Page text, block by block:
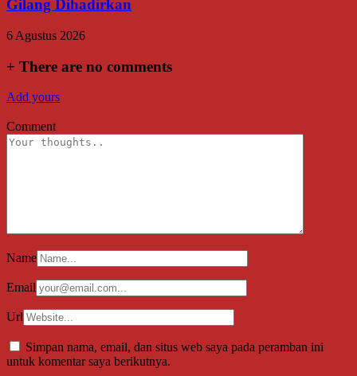
Gilang Dihadirkan
6 Agustus 2026
+ There are no comments
Add yours
Comment
Name
Email
Url
Simpan nama, email, dan situs web saya pada peramban ini
untuk komentar saya berikutnya.